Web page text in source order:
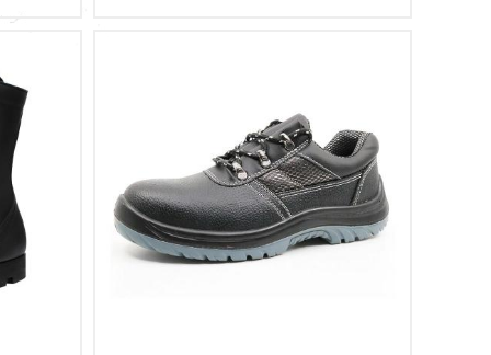
goma
al
al aire
pie adecuada para un entorno
accidentado